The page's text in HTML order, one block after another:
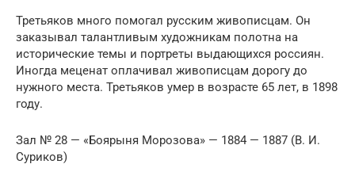
Третьяков много помогал русским живописцам. Он
заказывал талантливым художникам полотна на
исторические темы и портреты выдающихся россиян.
Иногда меценат оплачивал живописцам дорогу до
нужного места. Третьяков умер в возрасте 65 лет, в 1898
году.
Зал № 28 — «Боярыня Морозова» — 1884 — 1887 (В. И.
Суриков)